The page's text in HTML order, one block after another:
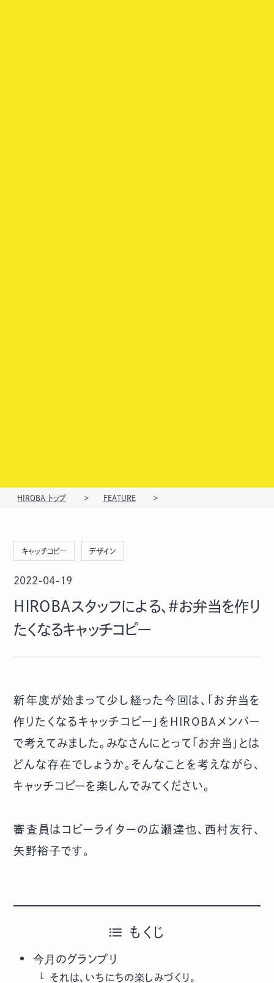
HIROBA トップ FEATURE
キャッチコピー デザイン
2022-04-19
ＨＩＲＯＢＡスタッフによる、#お弁当を作り
たくなるキャッチコピー
新年度が始まって少し経った今回は、「お弁当を
作りたくなるキャッチコピー」をHIROBAメンバー
で考えてみました。みなさんにとって「お弁当」とは
どんな存在でしょうか。そんなことを考えながら、
キャッチコピーを楽しんでみてください。
審査員はコピーライターの広瀬達也、西村友行、
矢野裕子です。
もくじ
今月のグランプリ
それは、いちにちの楽しみづくり。